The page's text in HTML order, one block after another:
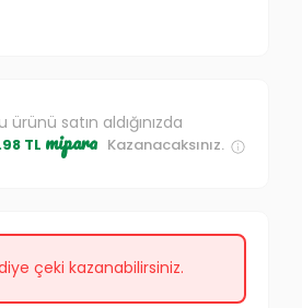
ürünü satın aldığınızda
TL mipara Kazanacaksınız.
çeki kazanabilirsiniz.